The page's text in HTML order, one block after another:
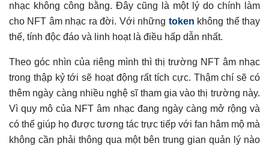
nhạc không công bằng. Đây cũng là một lý do chính làm
cho NFT âm nhạc ra đời. Với những token không thể thay
thế, tính độc đáo và linh hoạt là điều hấp dẫn nhất.
Theo góc nhìn của riêng mình thì thị trường NFT âm nhạc
trong thập kỷ tới sẽ hoạt động rất tích cực. Thậm chí sẽ có
thêm ngày càng nhiều nghệ sĩ tham gia vào thị trường này.
Vì quy mô của NFT âm nhạc đang ngày càng mở rộng và
có thể giúp họ được tương tác trực tiếp với fan hâm mộ mà
không cần phải thông qua một bên trung gian quản lý nào